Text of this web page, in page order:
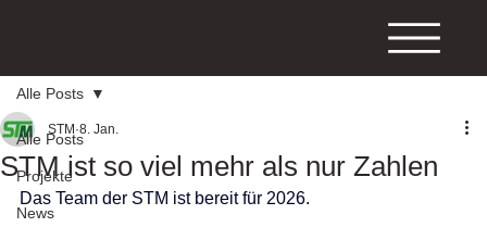
Alle Posts
Projekte
News
Alle Posts
STM ist so viel mehr als nur Zahlen
STM 8. Jan.
Das Team der STM ist bereit für 2026.